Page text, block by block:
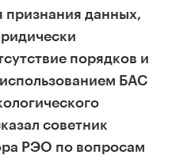
признания данных,
порядков и
БАС
советник
РЭО по вопросам